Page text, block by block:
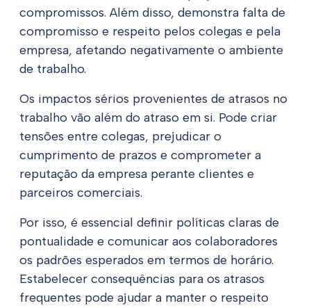
compromissos. Além disso, demonstra falta de
compromisso e respeito pelos colegas e pela
empresa, afetando negativamente o ambiente
de trabalho.
Os impactos sérios provenientes de atrasos no
trabalho vão além do atraso em si. Pode criar
tensões entre colegas, prejudicar o
cumprimento de prazos e comprometer a
reputação da empresa perante clientes e
parceiros comerciais.
Por isso, é essencial definir políticas claras de
pontualidade e comunicar aos colaboradores
os padrões esperados em termos de horário.
Estabelecer consequências para os atrasos
frequentes pode ajudar a manter o respeito